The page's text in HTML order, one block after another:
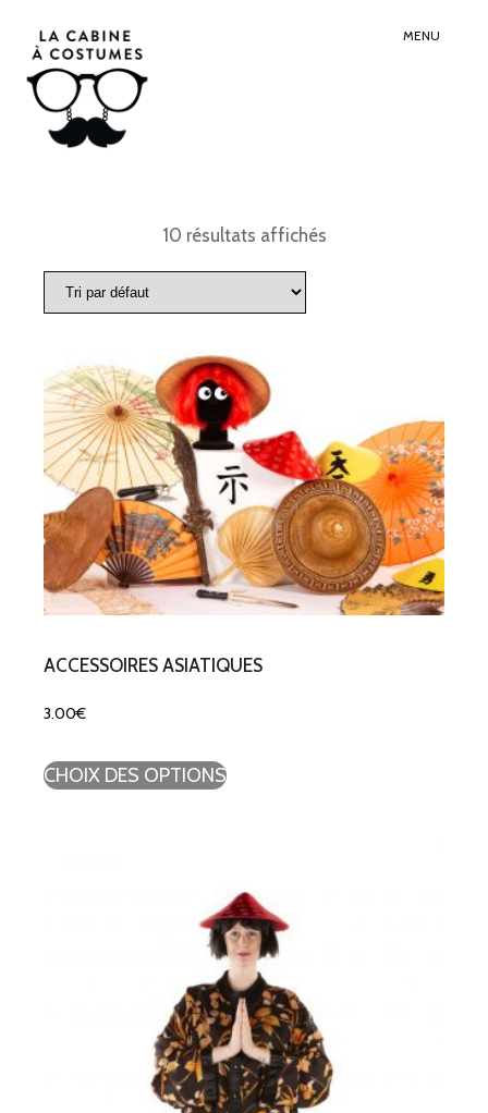
MENU
10 résultats affichés
ACCESSOIRES ASIATIQUES
3.00€
CHOIX DES OPTIONS